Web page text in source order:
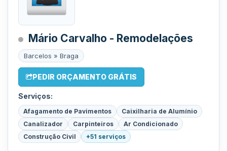
Mário Carvalho - Remodelações
Barcelos » Braga
PEDIR ORÇAMENTO GRÁTIS
Serviços:
Afagamento de Pavimentos
Caixilharia de Alumínio
Canalizador
Carpinteiros
Ar Condicionado
Construção Civil
+51 serviços